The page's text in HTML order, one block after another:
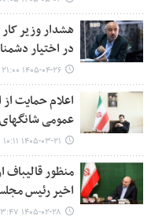
هشدار وزیر
در اختیار
۱۴۰۵-۰۴-۲۶ ۲۱:۰۰
اعلام حمایت
عمومی شانگهای
۱۴۰۵-۰۳-۲۱ ۱۰:۱۱
منظور
اخیر رئیس
۱۴۰۵-۰۲-۲۸ ۲۳:۴۷